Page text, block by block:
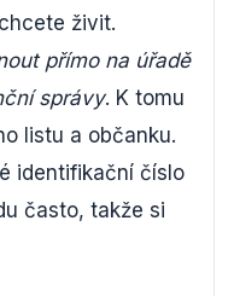
živit.
přímo na úřadě
správy. K tomu
listu a občanku.
identifikační číslo
často, takže si